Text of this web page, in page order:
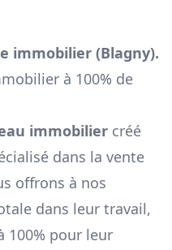
immobilier (Blagny).
à 100% de
immobilier créé
dans la vente
offrons à nos
dans leur travail,
100% pour leur